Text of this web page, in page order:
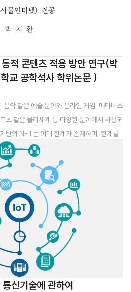
적 콘텐츠 적용 방안 연구(박
공학석사 학위논문 )
악 같은 예술 분야와 온라인 게임, 메타버스
츠 같은 물리세계 등 다양한 분야에서 사용되
반의 NFT는 여러 한계가 존재하며, 한계를
의 동적 콘텐츠 적용이 필요한 실정이다. N
인에 배포된 Metadata를 변경해야 하며, Me
위치에 따라 Server-Client, Peer to Pee
있다. Server-Client는 최초 Minting 할 때
Metadata를 변경하는 방식이며, Peer to
신기술에 관하여